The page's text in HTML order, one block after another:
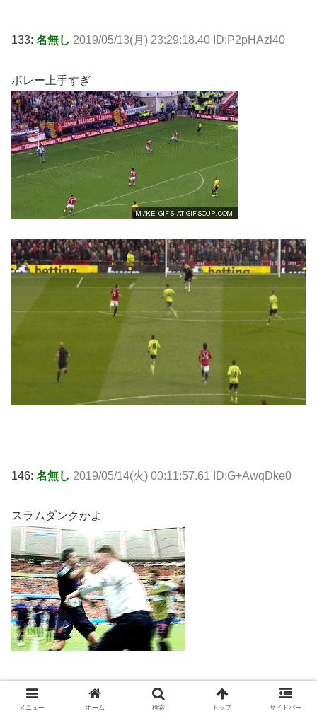
133: 名無し 2019/05/13(月) 23:29:18.40 ID:P2pHAzl40
ボレー上手すぎ
146: 名無し 2019/05/14(火) 00:11:57.61 ID:G+AwqDke0
スラムダンクかよ
メニュー ホーム 検索 トップ サイドバー